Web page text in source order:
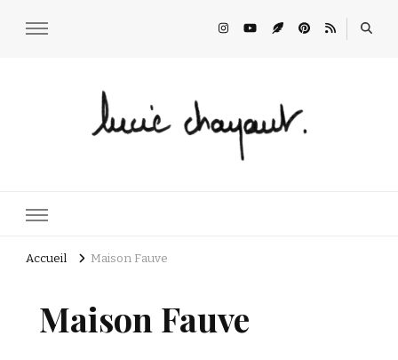
Lucie Choupaut
Accueil Maison Fauve
Maison Fauve